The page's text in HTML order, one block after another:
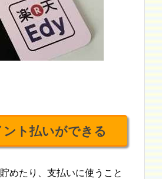
ト払いができる
めたり、支払いに使うこと